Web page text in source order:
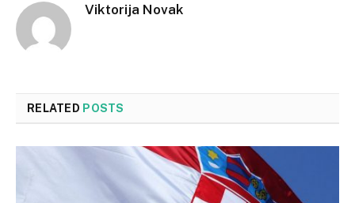
Viktorija Novak
RELATED POSTS